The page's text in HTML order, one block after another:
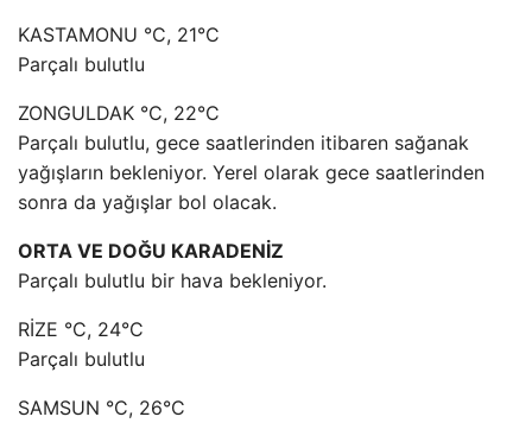
KASTAMONU °C, 21°C
Parçalı bulutlu
ZONGULDAK °C, 22°C
Parçalı bulutlu, gece saatlerinden itibaren sağanak
yağışların bekleniyor. Yerel olarak gece saatlerinden
sonra da yağışlar bol olacak.
ORTA VE DOĞU KARADENİZ
Parçalı bulutlu bir hava bekleniyor.
RİZE °C, 24°C
Parçalı bulutlu
SAMSUN °C, 26°C